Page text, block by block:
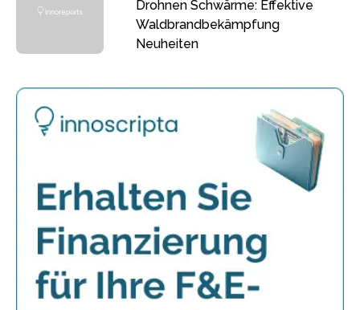
Drohnen Schwärme: Effektive
Waldbrandbekämpfung
Neuheiten